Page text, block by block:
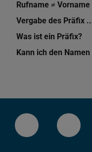
Rufname ≠ Vorname
Vergabe des Präfix
Was ist ein Präfix?
Kann ich den
LinkedIn-